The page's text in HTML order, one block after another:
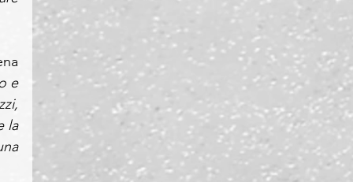
e
la